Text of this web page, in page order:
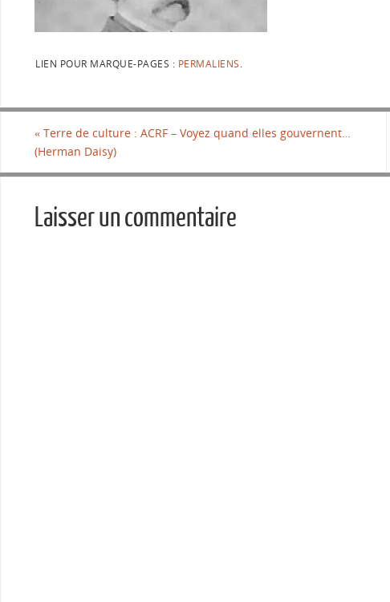
LIEN POUR MARQUE-PAGES : PERMALIENS
« Terre de culture : ACRF – Voyez quand elles gouvernent…
(Herman Daisy)
Laisser un commentaire